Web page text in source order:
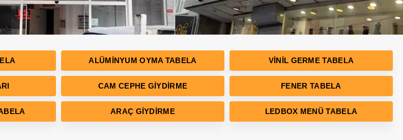
ALÜMINYUM OYMA TABELA VINIL GERME TABELA
CAM CEPHE GIYDIRME FENER TABELA
ARAÇ GIYDIRME LEDBOX MENÜ TABELA